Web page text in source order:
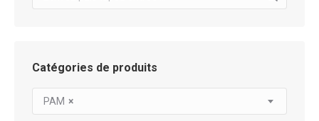
Catégories de produits
×
PAM